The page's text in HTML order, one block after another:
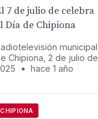
7 de julio de celebra
Día de Chipiona
municipal
Chipiona, 2 de julio de
• hace 1 año
CHIPIONA